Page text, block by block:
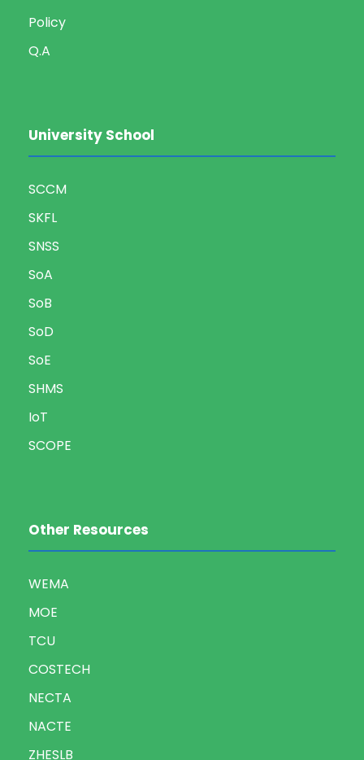
Policy
Q.A
University School
SCCM
SKFL
SNSS
SoA
SoB
SoD
SoE
SHMS
IoT
SCOPE
Other Resources
WEMA
MOE
TCU
COSTECH
NECTA
NACTE
ZHESLB